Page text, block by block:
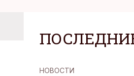
НОВОСТИ